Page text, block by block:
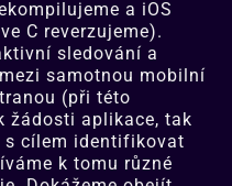
a iOS
C reverzujeme).
sledování a
samotnou mobilní
(při této
žádosti aplikace, tak
s cílem identifikovat
k tomu různé